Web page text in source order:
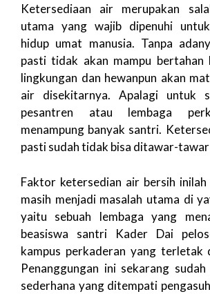
Ketersediaan air merupakan
utama yang wajib dipenuhi
hidup umat manusia. Tanpa
pasti tidak akan mampu bertahan
lingkungan dan hewanpun akan
air disekitarnya. Apalagi untuk
pesantren atau lembaga
menampung banyak santri.
pasti sudah tidak bisa ditawar-
Faktor ketersedian air bersih
masih menjadi masalah utama di
yaitu sebuah lembaga yang
beasiswa santri Kader Dai
kampus perkaderan yang terletak
Penanggungan ini sekarang
sederhana yang ditempati